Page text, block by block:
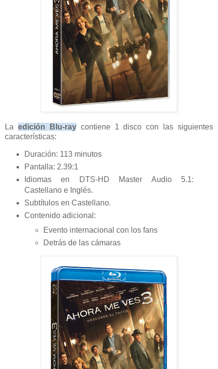
La edición Blu-raycontiene 1 disco con las siguientes
características:
Duración: 113 minutos
Pantalla: 2.39:1
Idiomas en DTS-HD Master Audio 5.1:
Castellano e Inglés.
Subtítulos en Castellano.
Contenido adicional:
Evento internacional con los fans
Detrás de las cámaras